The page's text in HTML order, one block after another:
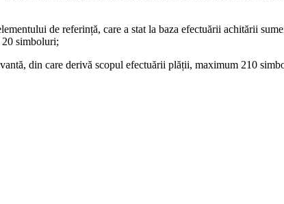
de referință, care a stat la baza efectuării achitării
simboluri;
din care derivă scopul efectuării plății, maximum 210